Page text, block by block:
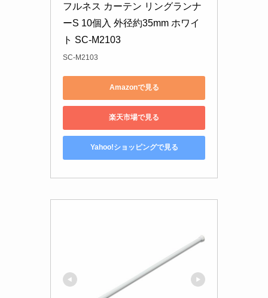
フルネス カーテン リングランナ
ーS 10個入 外径約35mm ホワイ
ト SC-M2103
SC-M2103
Amazonで見る
楽天市場で見る
Yahoo!ショッピングで見る